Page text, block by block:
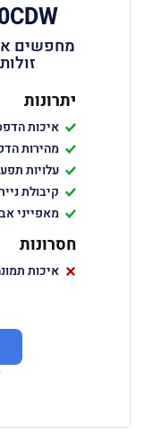
מחפשים
יתרונות
איכות
מהירות
עלויות
קיבולת
מאפייני
חסרונות
איכות